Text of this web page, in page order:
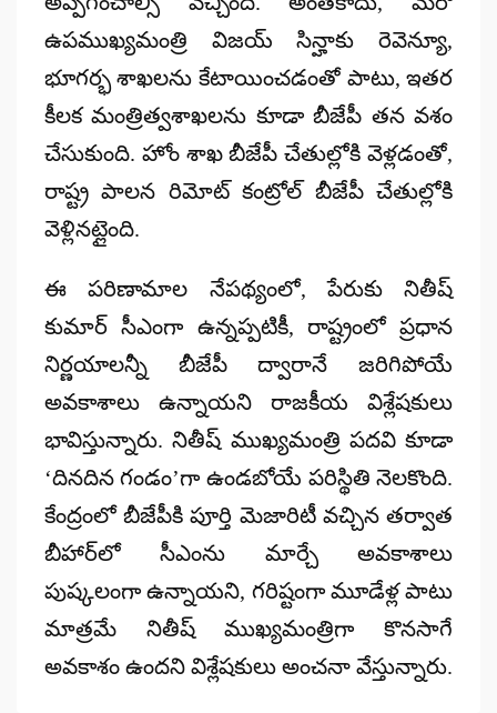
ఉపముఖ్యమంత్రి విజయ్ సిన్హాకు రెవెన్యూ,
భూగర్భ శాఖలను కేటాయించడంతో పాటు, ఇతర
కీలక మంత్రిత్వశాఖలను కూడా బీజేపీ తన వశం
చేసుకుంది. హోం శాఖ బీజేపీ చేతుల్లోకి వెళ్లడంతో,
రాష్ట్ర పాలన రిమోట్ కంట్రోల్ బీజేపీ చేతుల్లోకి
వెళ్లినట్లైంది.
ఈ పరిణామాల నేపథ్యంలో, పేరుకు నితీష్
కుమార్ సీఎంగా ఉన్నప్పటికీ, రాష్ట్రంలో ప్రధాన
నిర్ణయాలన్నీ బీజేపీ ద్వారానే జరిగిపోయే
అవకాశాలు ఉన్నాయని రాజకీయ విశ్లేషకులు
భావిస్తున్నారు. నితీష్ ముఖ్యమంత్రి పదవి కూడా
‘దినదిన గండం’గా ఉండబోయే పరిస్థితి నెలకొంది.
కేంద్రంలో బీజేపీకి పూర్తి మెజారిటీ వచ్చిన తర్వాత
బీహార్‌లో సీఎంను మార్చే అవకాశాలు
పుష్కలంగా ఉన్నాయని, గరిష్టంగా మూడేళ్ల పాటు
మాత్రమే నితీష్ ముఖ్యమంత్రిగా కొనసాగే
అవకాశం ఉందని విశ్లేషకులు అంచనా వేస్తున్నారు.